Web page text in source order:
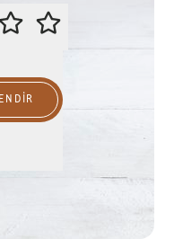
BU TARİFİ